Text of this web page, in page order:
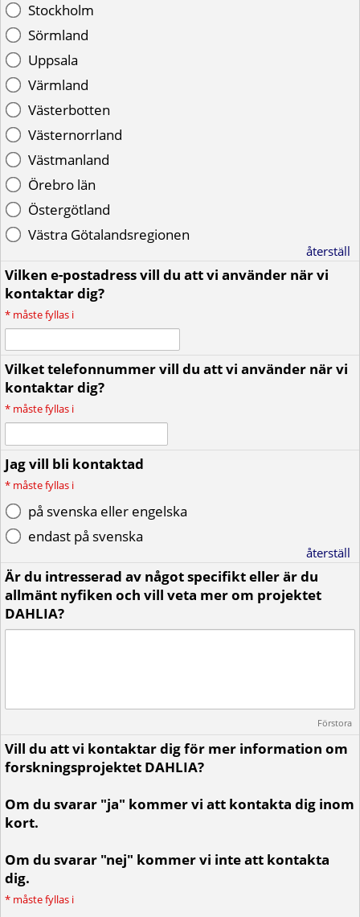
Stockholm
Sörmland
Uppsala
Värmland
Västerbotten
Västernorrland
Västmanland
Örebro län
Östergötland
Västra Götalandsregionen
återställ
Vilken e-postadress vill du att vi använder när vi
kontaktar dig?
* måste fyllas i
Vilket telefonnummer vill du att vi använder när vi
kontaktar dig?
* måste fyllas i
Jag vill bli kontaktad
* måste fyllas i
på svenska eller engelska
endast på svenska
återställ
Är du intresserad av något specifikt eller är du
allmänt nyfiken och vill veta mer om projektet
DAHLIA?
Förstora
Vill du att vi kontaktar dig för mer information om
forskningsprojektet DAHLIA?
Om du svarar "ja" kommer vi att kontakta dig inom
kort.
Om du svarar "nej" kommer vi inte att kontakta
dig.
* måste fyllas i